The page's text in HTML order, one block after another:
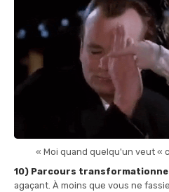
« Moi quand quelqu'un veut «
10) Parcours
agaçant. À moins que vous ne